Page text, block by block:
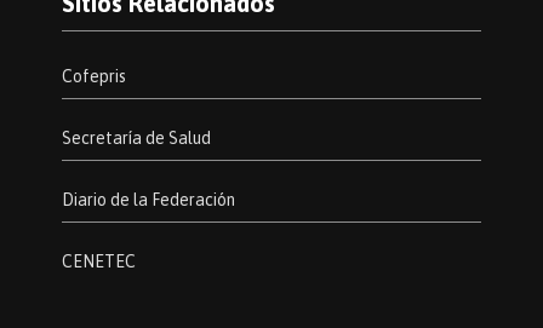
Cofepris
Secretaría de Salud
Diario de la Federación
CENETEC